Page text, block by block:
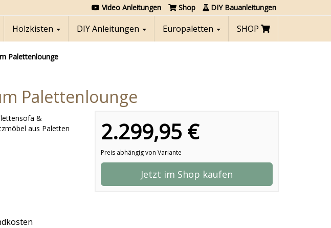
Video Anleitungen Shop DIY Bauanleitungen
Holzkisten DIY Anleitungen Europaletten SHOP
Palettenlounge
Palettenlounge
2.299,95 €
Preis abhängig von Variante
Jetzt im Shop kaufen
&
aus Paletten